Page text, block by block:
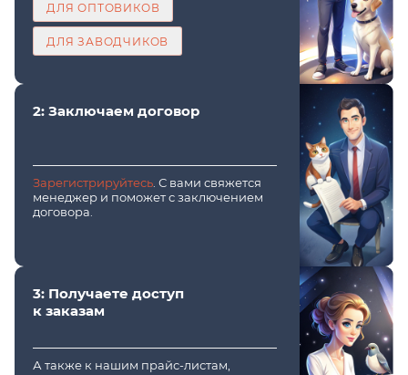
ДЛЯ ОПТОВИКОВ
ДЛЯ ЗАВОДЧИКОВ
2: Заключаем договор
Зарегистрируйтесь . С вами свяжется
менеджер и поможет с заключением
договора.
3: Получаете доступ
к заказам
А также к нашим прайс-листам,